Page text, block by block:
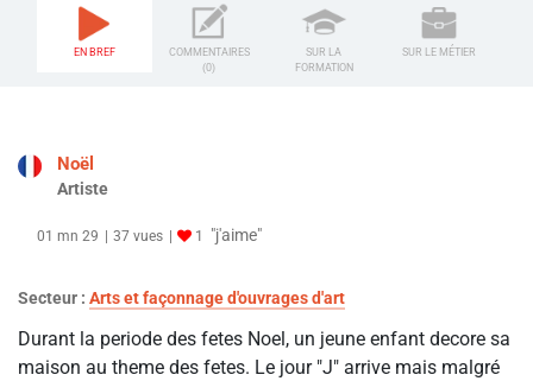
EN BREF
COMMENTAIRES
(0)
SUR LA
FORMATION
SUR LE MÉTIER
Noël
Artiste
01 mn 29 37 vues 1 "j'aime"
Secteur : Arts et façonnage d'ouvrages d'art
Durant la periode des fetes Noel, un jeune enfant decore sa
maison au theme des fetes. Le jour "J" arrive mais malgré